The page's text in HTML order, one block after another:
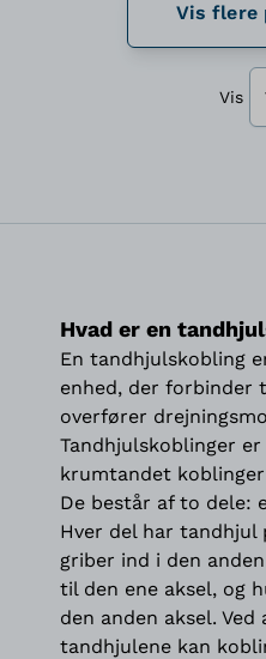
Vis flere
Vis
Hvad er en
En tandhjulskobling
enhed, der forbinder
overfører
Tandhjulskoblinger
krumtandet
De består af to dele:
Hver del har tandhjul
griber ind i den
til den ene aksel, og
den anden aksel.
tandhjulene kan